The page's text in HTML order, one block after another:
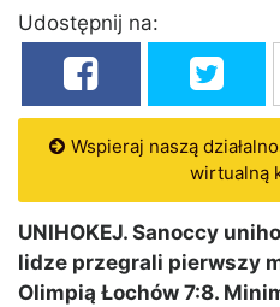
Udostępnij na:
Wspieraj naszą
wirtualną
UNIHOKEJ. Sanoccy
lidze przegrali pierwszy
Olimpią Łochów 7:8.